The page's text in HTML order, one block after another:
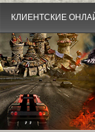
КЛИЕНТСКИЕ